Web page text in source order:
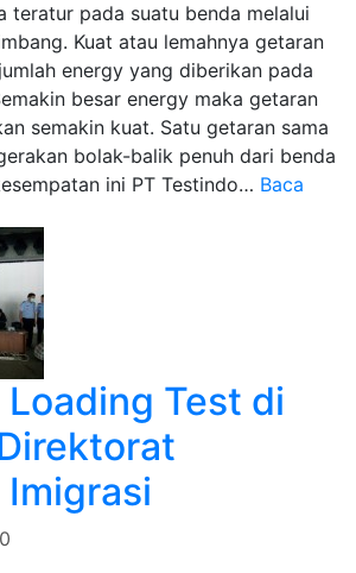
teratur pada suatu benda melalui
Kuat atau lemahnya getaran
energy yang diberikan pada
besar energy maka getaran
semakin kuat. Satu getaran sama
bolak-balik penuh dari benda
ini PT Testindo… Baca
Test di